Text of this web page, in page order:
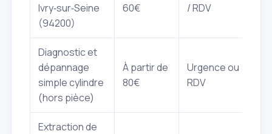
Ivry‑sur‑Seine
(94200)
60€
/ RDV
Diagnostic et
dépannage
simple cylindre
(hors pièce)
À partir de
80€
Urgence ou
RDV
Extraction de